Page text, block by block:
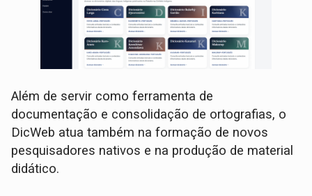
Além de servir como ferramenta de
documentação e consolidação de ortografias, o
DicWeb atua também na formação de novos
pesquisadores nativos e na produção de material
didático.